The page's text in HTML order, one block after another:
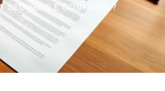
SEGUROS É CONFIÁVEL?